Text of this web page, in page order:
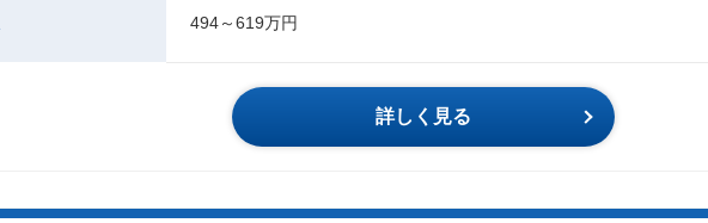
494～619万円
詳しく見る